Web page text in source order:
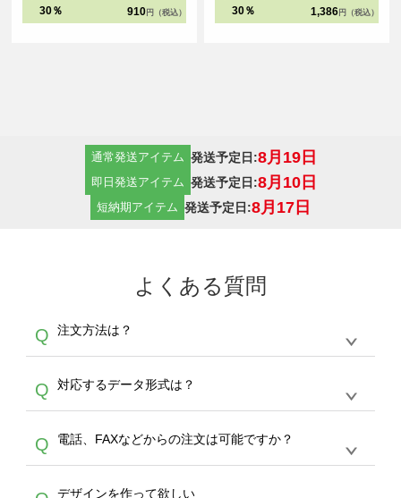
30％ 910 円（税込） 30％ 1,386 円（税込）
通常発送アイテム 発送予定日:8月19日
即日発送アイテム 発送予定日:8月10日
短納期アイテム 発送予定日:8月17日
よくある質問
Q 注文方法は？
A
生産にて承っております。デザインツールから
デザインの作成から決済まで完了できます。
30枚以上やシルク印刷など、大口注文の場合
は、サポートが担当するエコバッグコンシェル
やタンブラーコンシェルをご利用ください。製
作する数量が多ければ多いほど、オンデマンド
Q 対応するデータ形式は？
A
ドできるデータ形式は、JPG / PNG / AI / PSD /
PDF 形式になります。データの最大サイズ
Q 電話、FAXなどからの注文は可能ですか？
A デザインを作って欲しい